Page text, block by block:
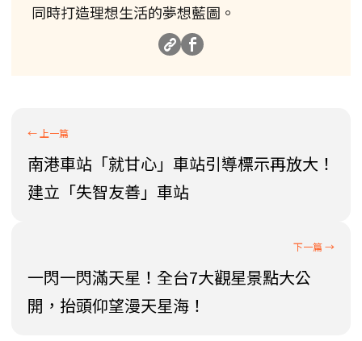
同時打造理想生活的夢想藍圖。
南港車站「就甘心」車站引導標示再放大！
建立「失智友善」車站
一閃一閃滿天星！全台7大觀星景點大公
開，抬頭仰望漫天星海！